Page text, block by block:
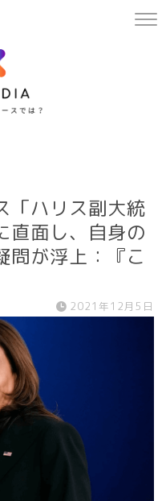
「ハリス副大統
直面し、自身の
問が浮上：『こ
2021年12月5日